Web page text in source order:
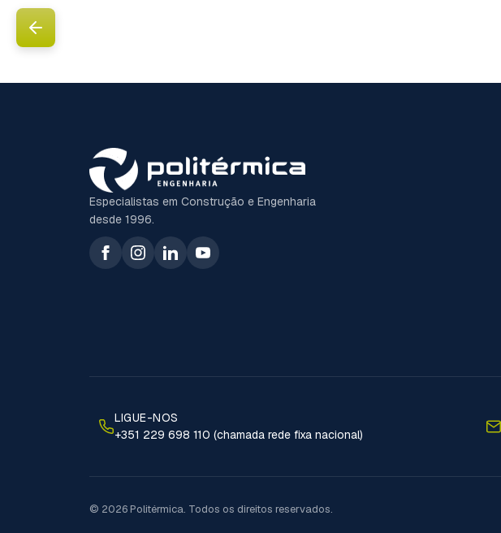
Especialistas em Construção e Engenharia
desde 1996.
LIGUE-NOS
+351 229 698 110 (chamada rede fixa nacional)
© 2026 Politérmica. Todos os direitos reservados.